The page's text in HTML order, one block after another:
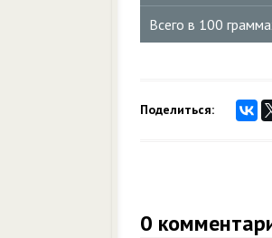
Всего в 100
Поделиться:
0